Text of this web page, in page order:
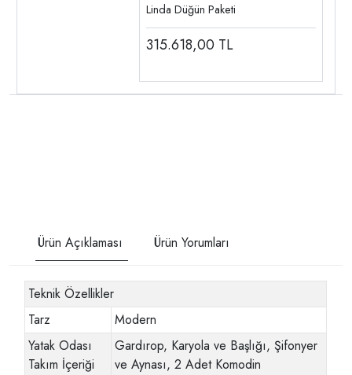
Linda Düğün Paketi
315.618,00 TL
Ürün Açıklaması Ürün Yorumları
Teknik Özellikler
Tarz
Modern
Yatak Odası
Takım İçeriği
Gardırop, Karyola ve Başlığı, Şifonyer
ve Aynası, 2 Adet Komodin